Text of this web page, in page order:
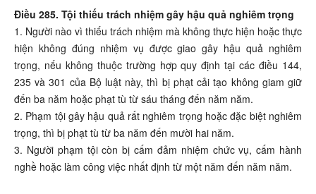
Điều 285. Tội thiếu trách nhiệm gây hậu quả nghiêm trọng
1. Người nào vì thiếu trách nhiệm mà không thực hiện hoặc thực
hiện không đúng nhiệm vụ được giao gây hậu quả nghiêm
trọng, nếu không thuộc trường hợp quy định tại các điều 144,
235 và 301 của Bộ luật này, thì bị phạt cải tạo không giam giữ
đến ba năm hoặc phạt tù từ sáu tháng đến năm năm.
2. Phạm tội gây hậu quả rất nghiêm trọng hoặc đặc biệt nghiêm
trọng, thì bị phạt tù từ ba năm đến mười hai năm.
3. Người phạm tội còn bị cấm đảm nhiệm chức vụ, cấm hành
nghề hoặc làm công việc nhất định từ một năm đến năm năm.